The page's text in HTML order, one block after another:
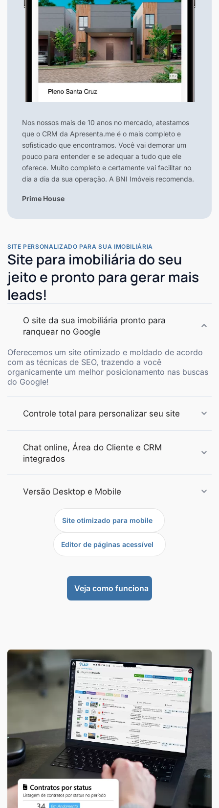
SITE PERSONALIZADO PARA SUA IMOBILIÁRIA
Site para imobiliária do seu
jeito e pronto para gerar mais
leads!
O site da sua imobiliária pronto para
ranquear no Google
Oferecemos um site otimizado e moldado de acordo
com as técnicas de SEO, trazendo a você
organicamente um melhor posicionamento nas buscas
do Google!
Controle total para personalizar seu site
Chat online, Área do Cliente e CRM
integrados
Versão Desktop e Mobile
Site otimizado para mobile
Editor de páginas acessível
Veja como funciona
Nos nossos mais de 10 anos no mercado, atestamos
que o CRM da Apresenta.me é o mais completo e
sofisticado que encontramos. Você vai demorar um
pouco para entender e se adequar a tudo que ele
oferece. Muito completo e certamente vai facilitar no
dia a dia da sua operação. A BNI Imóveis recomenda.
Prime House